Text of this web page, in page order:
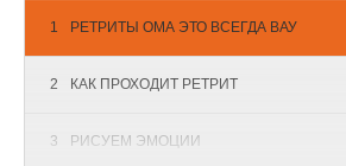
1 РЕТРИТЫ ОМА ЭТО ВСЕГДА ВАУ
2 КАК ПРОХОДИТ РЕТРИТ
3 РИСУЕМ ЭМОЦИИ